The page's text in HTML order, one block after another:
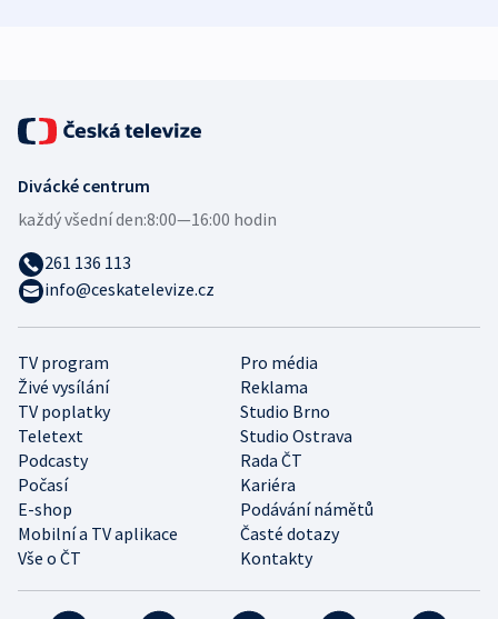
TV program
Pro média
Živé vysílání
Reklama
TV poplatky
Studio Brno
Teletext
Studio Ostrava
Podcasty
Rada ČT
Počasí
Kariéra
E-shop
Podávání námětů
Mobilní a TV aplikace
Časté dotazy
Vše o ČT
Kontakty
Divácké centrum
každý všední den:8:00—16:00 hodin
261 136 113
info@ceskatelevize.cz